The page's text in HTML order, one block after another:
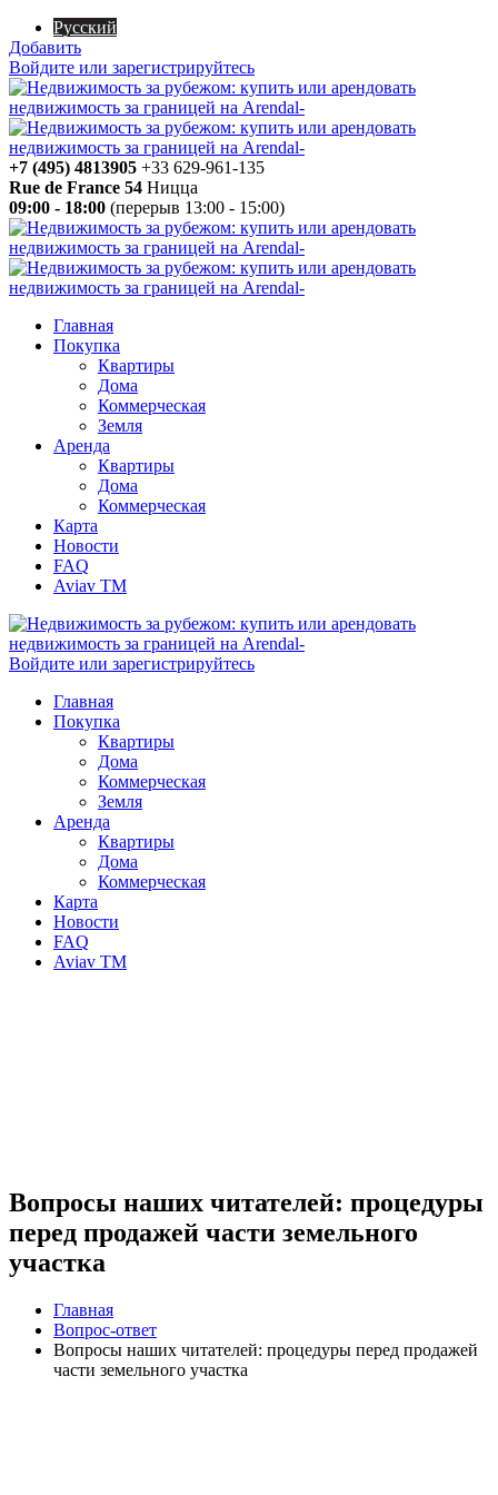
Русский
Добавить
Войдите или зарегистрируйтесь
+7 (495) 4813905 +33 629-961-135
Rue de France 54 Ницца
09:00 - 18:00 (перерыв 13:00 - 15:00)
Главная
Покупка
Квартиры
Дома
Коммерческая
Земля
Аренда
Квартиры
Дома
Коммерческая
Карта
Новости
FAQ
Aviav TM
Войдите или зарегистрируйтесь
Главная
Покупка
Квартиры
Дома
Коммерческая
Земля
Аренда
Квартиры
Дома
Коммерческая
Карта
Новости
FAQ
Aviav TM
Вопросы наших читателей: процедуры
перед продажей части земельного
участка
Главная
Вопрос-ответ
Вопросы наших читателей: процедуры перед продажей
части земельного участка